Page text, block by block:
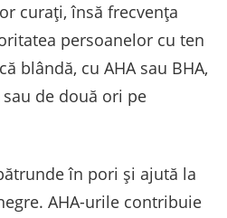
curați, însă frecvența
persoanelor cu ten
blândă, cu AHA sau BHA,
de două ori pe
în pori și ajută la
AHA-urile contribuie